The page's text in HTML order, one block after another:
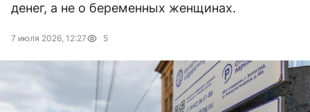
денег, а не о беременных женщинах.
7 июля 2026, 12:27 5